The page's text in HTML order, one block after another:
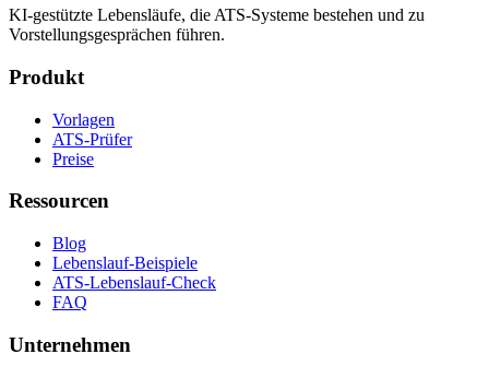
KI-gestützte Lebensläufe, die ATS-Systeme bestehen und zu
Vorstellungsgesprächen führen.
Produkt
Vorlagen
ATS-Prüfer
Preise
Ressourcen
Blog
Lebenslauf-Beispiele
ATS-Lebenslauf-Check
FAQ
Unternehmen